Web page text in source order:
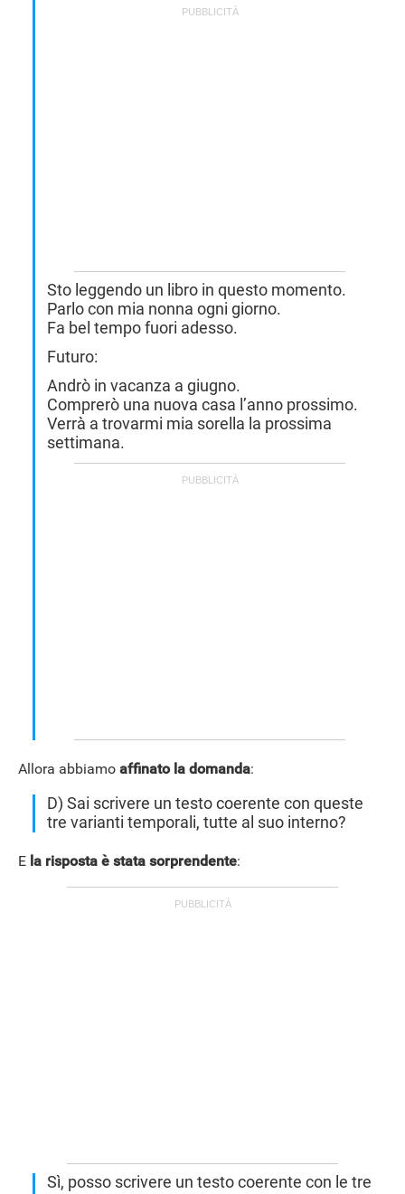
Sto leggendo un libro in questo momento.
Parlo con mia nonna ogni giorno.
Fa bel tempo fuori adesso.
Futuro:
Andrò in vacanza a giugno.
Comprerò una nuova casa l’anno prossimo.
Verrà a trovarmi mia sorella la prossima
settimana.
Allora abbiamo affinato la domanda:
D) Sai scrivere un testo coerente con queste
tre varianti temporali, tutte al suo interno?
E la risposta è stata sorprendente:
Sì, posso scrivere un testo coerente con le tre